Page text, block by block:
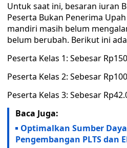
Untuk saat ini, besaran iuran
Peserta Bukan Penerima
mandiri masih belum
belum berubah. Berikut ini
Peserta Kelas 1: Sebesar
Peserta Kelas 2: Sebesar
Peserta Kelas 3: Sebesar
Baca Juga:
Optimalkan Sumber
Pengembangan PLTS dan